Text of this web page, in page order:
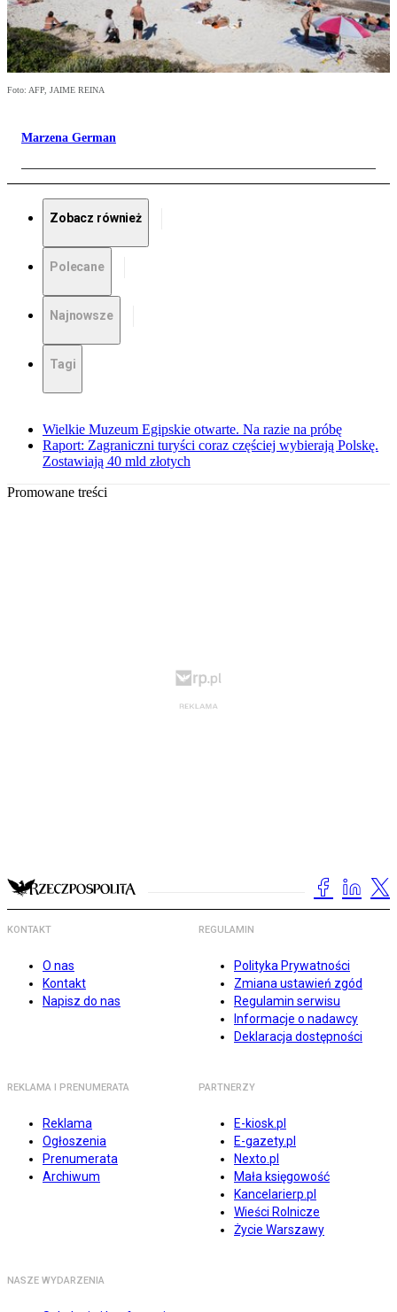
Foto: AFP, JAIME REINA
Marzena German
Zobacz również
Polecane
Najnowsze
Tagi
Wielkie Muzeum Egipskie otwarte. Na razie na próbę
Raport: Zagraniczni turyści coraz częściej wybierają Polskę.
Zostawiają 40 mld złotych
Promowane treści
KONTAKT
O nas
Kontakt
Napisz do nas
REGULAMIN
Polityka Prywatności
Zmiana ustawień zgód
Regulamin serwisu
Informacje o nadawcy
Deklaracja dostępności
REKLAMA I PRENUMERATA
Reklama
Ogłoszenia
Prenumerata
Archiwum
PARTNERZY
E-kiosk.pl
E-gazety.pl
Nexto.pl
Mała księgowość
Kancelarierp.pl
Wieści Rolnicze
Życie Warszawy
NASZE WYDARZENIA